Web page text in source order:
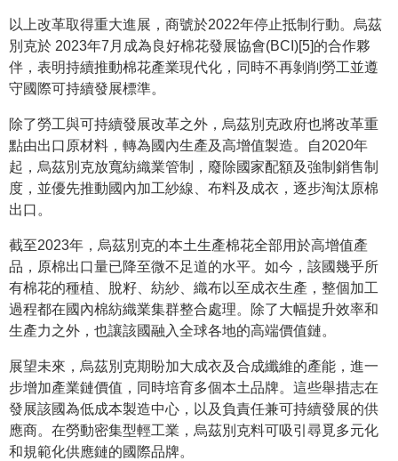
以上改革取得重大進展，商號於2022年停止抵制行動。烏茲
別克於 2023年7月成為良好棉花發展協會(BCI)[5]的合作夥
伴，表明持續推動棉花產業現代化，同時不再剝削勞工並遵
守國際可持續發展標準。
除了勞工與可持續發展改革之外，烏茲別克政府也將改革重
點由出口原材料，轉為國內生產及高增值製造。自2020年
起，烏茲別克放寬紡織業管制，廢除國家配額及強制銷售制
度，並優先推動國內加工紗線、布料及成衣，逐步淘汰原棉
出口。
截至2023年，烏茲別克的本土生產棉花全部用於高增值產
品，原棉出口量已降至微不足道的水平。如今，該國幾乎所
有棉花的種植、脫籽、紡紗、織布以至成衣生產，整個加工
過程都在國內棉紡織業集群整合處理。除了大幅提升效率和
生產力之外，也讓該國融入全球各地的高端價值鏈。
展望未來，烏茲別克期盼加大成衣及合成纖維的產能，進一
步增加產業鏈價值，同時培育多個本土品牌。這些舉措志在
發展該國為低成本製造中心，以及負責任兼可持續發展的供
應商。在勞動密集型輕工業，烏茲別克料可吸引尋覓多元化
和規範化供應鏈的國際品牌。